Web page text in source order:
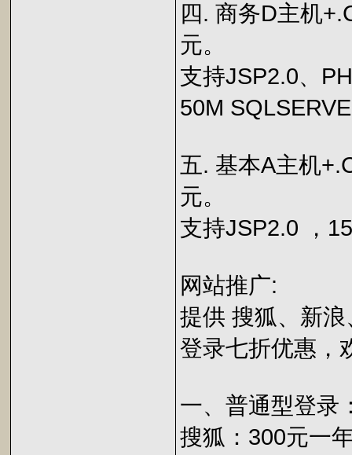
四. 商务D主机
元。
支持JSP2.0、
50M
五. 基本A主机
元。
支持JSP2.0 ，
网站推广:
提供 搜狐、新
登录七折优惠，
一、普通型登录
搜狐：300元一